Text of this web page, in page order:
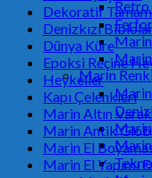
Retro
Mari̇n
Dekoratif
Denizkızı
Dünya Küre
Epoksi Reçine
Heykeller
Kapı Çelenkleri
Marin Altın
Marin Antik
Marin El
Marin El